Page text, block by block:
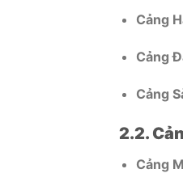
Cảng
Cảng
Cảng
2.2.
Cảng